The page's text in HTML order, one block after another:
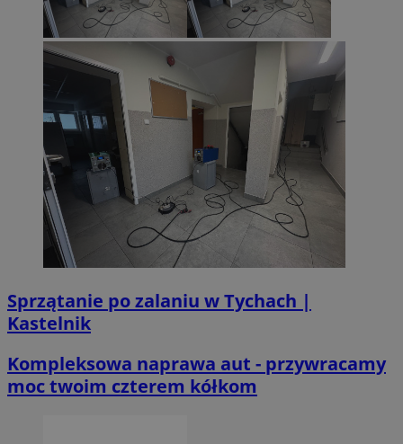
Sprzątanie po zalaniu w Tychach |
Kastelnik
Kompleksowa naprawa aut - przywracamy
moc twoim czterem kółkom